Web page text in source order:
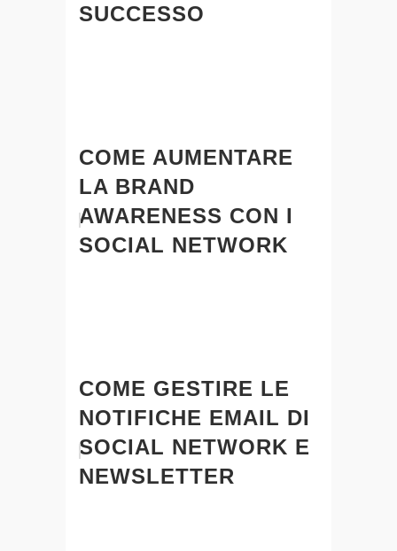
SUCCESSO
COME AUMENTARE
LA BRAND
AWARENESS CON I
SOCIAL NETWORK
COME GESTIRE LE
NOTIFICHE EMAIL DI
SOCIAL NETWORK E
NEWSLETTER